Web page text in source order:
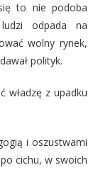
to nie podoba
odpada na
wolny rynek,
polityk.
władzę z upadku
i oszustwami
cichu, w swoich